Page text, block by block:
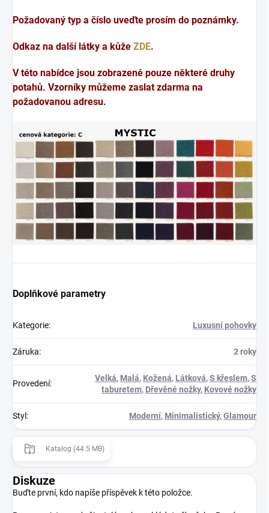
Požadovaný typ a číslo uveďte prosím do poznámky.
Odkaz na další látky a kůže ZDE.
V této nabídce jsou zobrazené pouze některé druhy
potahů. Vzorníky můžeme zaslat zdarma na
požadovanou adresu.
Doplňkové parametry
Kategorie: Luxusní pohovky
Záruka: 2 roky
Provedení:
Velká, Malá, Kožená, Látková,S křeslem,S
taburetem, Dřevěné nožky, Kovové nožky
Styl : Moderní, Minimalistický,Glamour
Katalog (44.5 MB)
Diskuze
Buďte první, kdo napíše příspěvek k této položce.